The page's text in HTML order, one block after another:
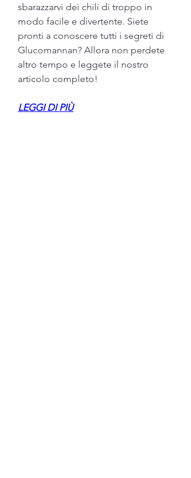
sbarazzarvi dei chili di troppo in
modo facile e divertente. Siete
pronti a conoscere tutti i segreti di
Glucomannan? Allora non perdete
altro tempo e leggete il nostro
articolo completo!
LEGGI DI PIÙ